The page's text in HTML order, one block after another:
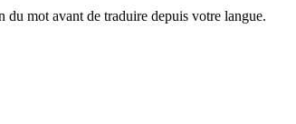
mot avant de traduire depuis votre langue.